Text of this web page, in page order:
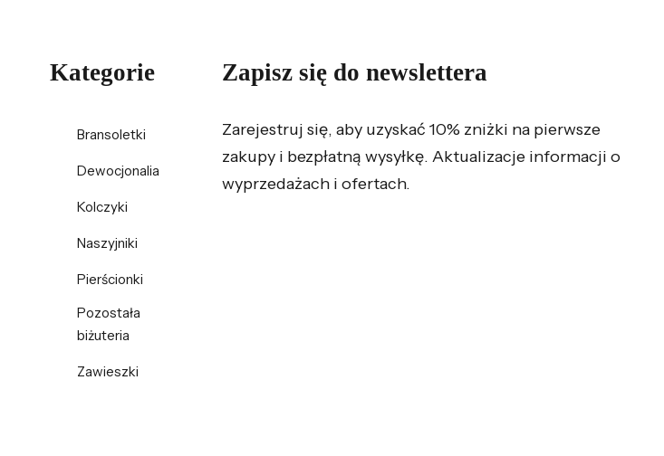
Kategorie
Bransoletki
Dewocjonalia
Kolczyki
Naszyjniki
Pierścionki
Pozostała
biżuteria
Zawieszki
Zapisz się do newslettera
Zarejestruj się, aby uzyskać 10% zniżki na pierwsze
zakupy i bezpłatną wysyłkę. Aktualizacje informacji o
wyprzedażach i ofertach.